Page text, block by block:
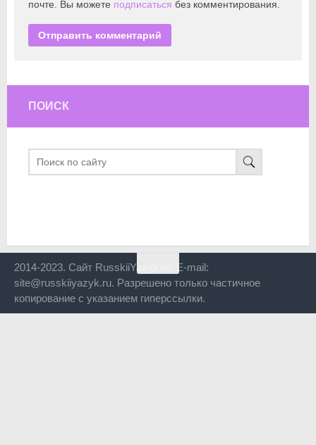
почте. Вы можете подписаться без комментирования.
ПОИСК
2014-2023. Сайт RusskiiYazyk.ru. E-mail:
site@russkiiyazyk.ru. Разрешено только частичное
копирование с указанием гиперссылки.